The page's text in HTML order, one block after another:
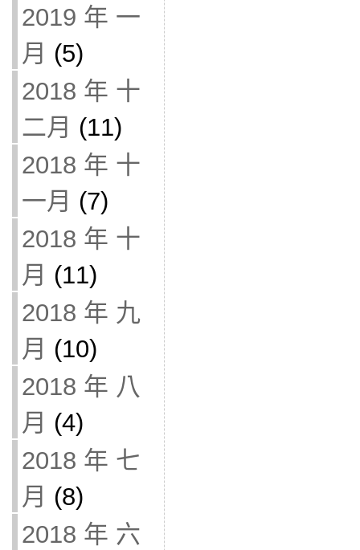
2019 年 一
月 (5)
2018 年 十
二月 (11)
2018 年 十
一月 (7)
2018 年 十
月 (11)
2018 年 九
月 (10)
2018 年 八
月 (4)
2018 年 七
月 (8)
2018 年 六